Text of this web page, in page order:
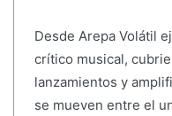
Desde Arepa Volátil
crítico musical,
lanzamientos y
se mueven entre el